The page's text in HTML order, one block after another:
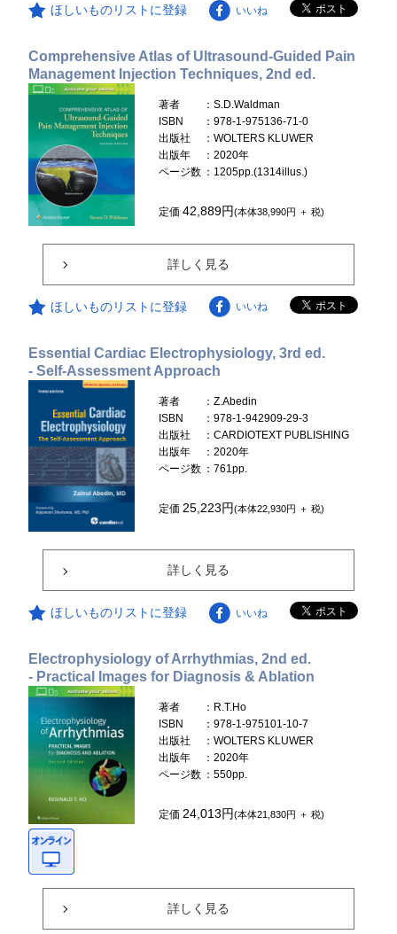
ほしいものリストに登録 いいね
Comprehensive Atlas of Ultrasound-Guided Pain
Management Injection Techniques, 2nd ed.
著者
：S.D.Waldman
ISBN
：978-1-975136-71-0
出版社
：WOLTERS KLUWER
出版年
：2020年
ページ数 ：1205pp.(1314illus.)
定価42,889円(本体38,990円 ＋ 税)
詳しく見る
ほしいものリストに登録 いいね
Essential Cardiac Electrophysiology, 3rd ed.
- Self-Assessment Approach
著者
：Z.Abedin
ISBN
：978-1-942909-29-3
出版社
：CARDIOTEXT PUBLISHING
出版年
：2020年
ページ数 ：761pp.
定価 25,223円(本体22,930円 ＋ 税)
詳しく見る
ほしいものリストに登録 いいね
Electrophysiology of Arrhythmias, 2nd ed.
- Practical Images for Diagnosis & Ablation
著者
：R.T.Ho
ISBN
：978-1-975101-10-7
出版社
：WOLTERS KLUWER
出版年
：2020年
ページ数 ：550pp.
定価24,013円(本体21,830円 ＋ 税)
詳しく見る